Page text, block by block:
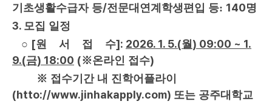
기초생활수급자 등/전문대연계학생편입 등: 140명
3. 모집 일정
○ [원 서 접 수]: 2026. 1. 5.(월 ) 09:00 ~ 1.
9.(금) 18:00 (※온라인 접수)
※ 접수기간 내 진학어플라이
(htto://www.jinhakapply.com) 또는 공주대학교